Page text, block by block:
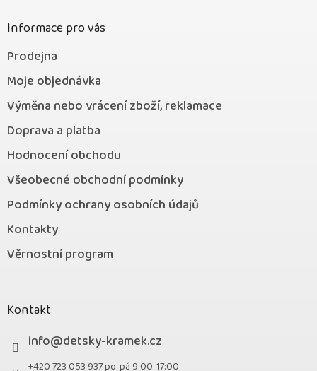
Informace pro vás
Prodejna
Moje objednávka
Výměna nebo vrácení zboží, reklamace
Doprava a platba
Hodnocení obchodu
Všeobecné obchodní podmínky
Podmínky ochrany osobních údajů
Kontakty
Věrnostní program
Kontakt
info@detsky-kramek.cz
+420 723 053 937 po-pá 9:00-17:00